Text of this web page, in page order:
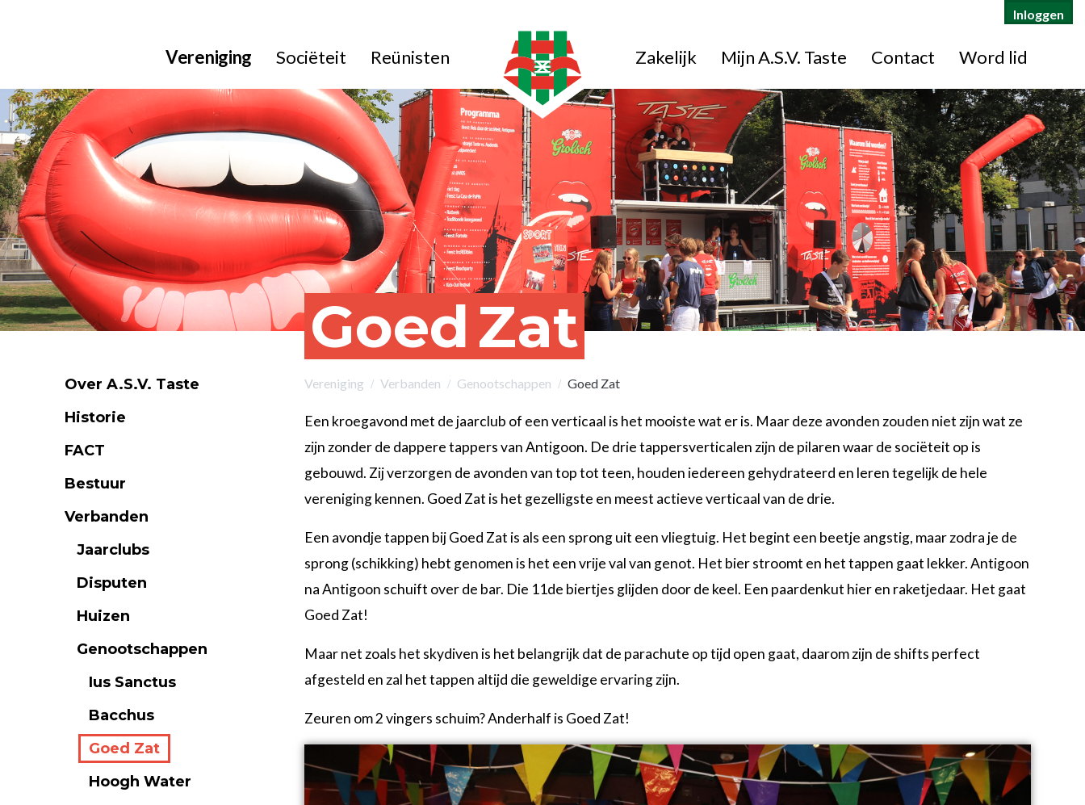
Inloggen
Vereniging Sociëteit Reünisten Zakelijk Mijn A.S.V. Taste Contact Word lid
Over A.S.V. Taste
Historie
FACT
Bestuur
Verbanden
Jaarclubs
Disputen
Huizen
Genootschappen
Ius Sanctus
Bacchus
Goed Zat
Hoogh Water
GoedZat
Vereniging Verbanden Genootschappen Goed Zat
Een kroegavond met de jaarclub of een verticaal is het mooiste wat er is. Maar deze avonden zouden niet zijn wat ze
zijn zonder de dappere tappers van Antigoon. De drie tappersverticalen zijn de pilaren waar de sociëteit op is
gebouwd. Zij verzorgen de avonden van top tot teen, houden iedereen gehydrateerd en leren tegelijk de hele
vereniging kennen. Goed Zat is het gezelligste en meest actieve verticaal van de drie.
Een avondje tappen bij Goed Zat is als een sprong uit een vliegtuig. Het begint een beetje angstig, maar zodra je de
sprong (schikking) hebt genomen is het een vrije val van genot. Het bier stroomt en het tappen gaat lekker. Antigoon
na Antigoon schuift over de bar. Die 11de biertjes glijden door de keel. Een paardenkut hier en raketjedaar. Het gaat
Goed Zat!
Maar net zoals het skydiven is het belangrijk dat de parachute op tijd open gaat, daarom zijn de shifts perfect
afgesteld en zal het tappen altijd die geweldige ervaring zijn.
Zeuren om 2 vingers schuim? Anderhalf is Goed Zat!